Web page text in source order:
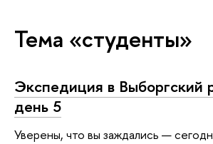
Тема «студенты»
Экспедиция в Выборгский
день 5
Уверены, что вы заждались —